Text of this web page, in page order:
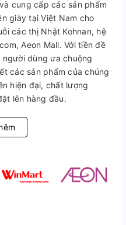
cung cấp các sản phẩm
giày tại Việt Nam cho
các thị Nhật Kohnan, hệ
Aeon Mall. Với tiền đề
dùng ưa chuộng
các sản phẩm của chúng
hiện đại, chất lượng
lên hàng đầu.